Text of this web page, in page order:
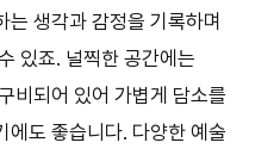
는 생각과 감정을 기록하며
있죠. 널찍한 공간에는
비되어 있어 가볍게 담소를
에도 좋습니다. 다양한 예술